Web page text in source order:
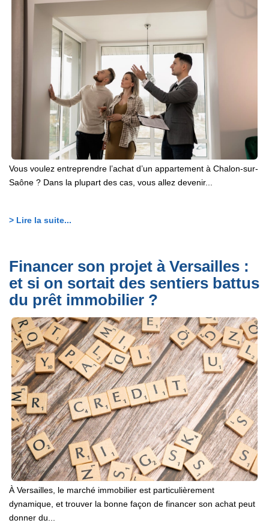
Vous voulez entreprendre l’achat d’un appartement à Chalon-sur-
Saône ? Dans la plupart des cas, vous allez devenir...
> Lire la suite...
Financer son projet à Versailles :
et si on sortait des sentiers battus
du prêt immobilier ?
À Versailles, le marché immobilier est particulièrement
dynamique, et trouver la bonne façon de financer son achat peut
donner du...